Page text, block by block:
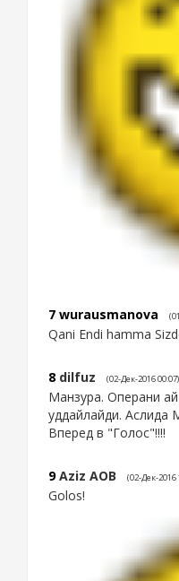
7 wurausmanova
Qani Endi hamma
8 dilfuz (02-Дек-2016 00:07)
Манзура. Операни
уддайлайди. Аслида
Вперед в "Голос"!!!!
9 Aziz AOB (02-Дек-2016
Golos!